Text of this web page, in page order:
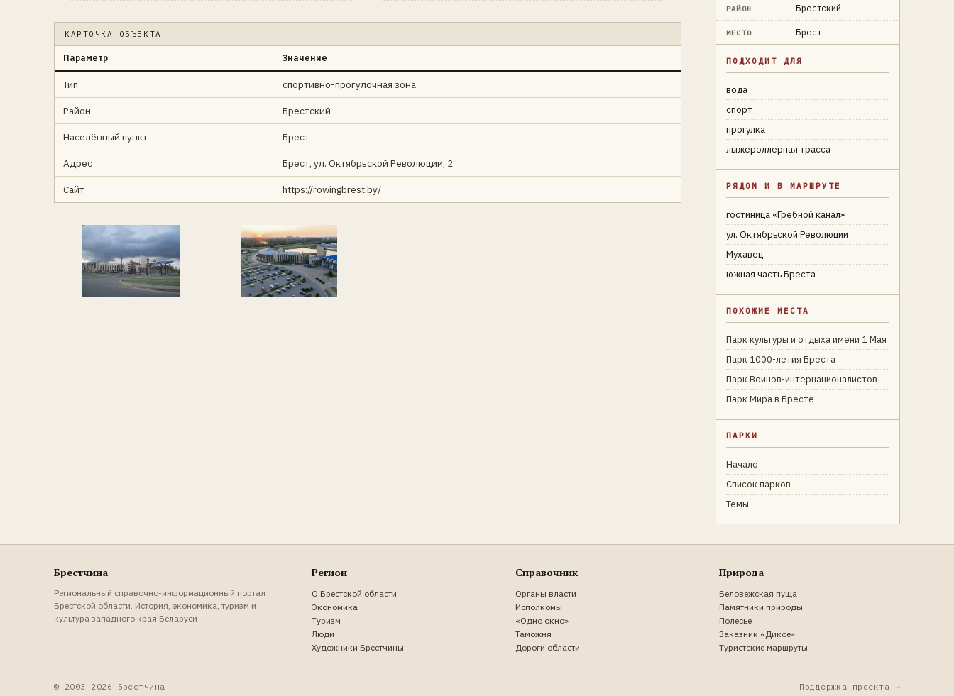
КАРТОЧКА ОБЪЕКТА
Параметр Значение
Тип спортивно-прогулочная зона
Район Брестский
Населённый пункт Брест
Адрес Брест, ул. Октябрьской Революции, 2
Сайт https://rowingbrest.by/
РАЙОН Брестский
МЕСТО Брест
ПОДХОДИТ ДЛЯ
вода
спорт
прогулка
лыжероллерная трасса
РЯДОМ И В МАРШРУТЕ
гостиница «Гребной канал»
ул. Октябрьской Революции
Мухавец
южная часть Бреста
ПОХОЖИЕ МЕСТА
Парк культуры и отдыха имени 1 Мая
Парк 1000-летия Бреста
Парк Воинов-интернационалистов
Парк Мира в Бресте
ПАРКИ
Начало
Список парков
Темы
Брестчина
Региональный справочно-информационный портал
Брестской области. История, экономика, туризм и
культура западного края Беларуси
Регион
О Брестской области
Экономика
Туризм
Люди
Художники Брестчины
Справочник
Органы власти
Исполкомы
«Одно окно»
Таможня
Дороги области
Природа
Беловежская пуща
Памятники природы
Полесье
Заказник «Дикое»
Туристские маршруты
© 2003–2026 Брестчина Поддержка проекта →